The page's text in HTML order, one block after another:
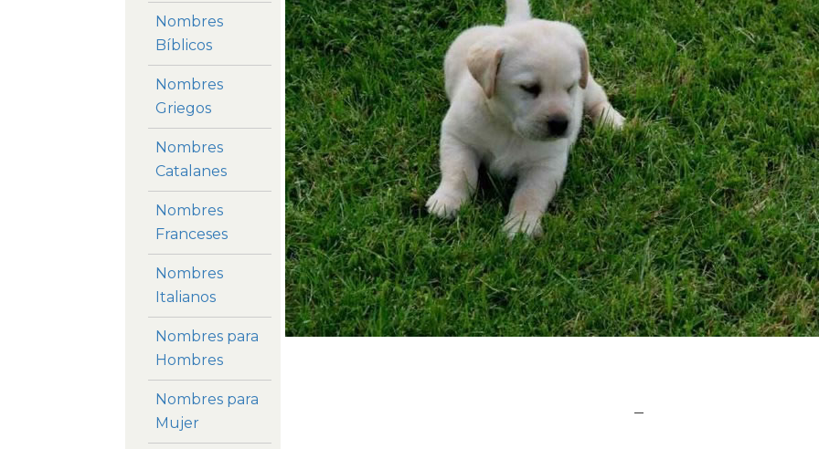
Nombres
Bíblicos
Nombres
Griegos
Nombres
Catalanes
Nombres
Franceses
Nombres
Italianos
Nombres para
Hombres
Nombres para
Mujer